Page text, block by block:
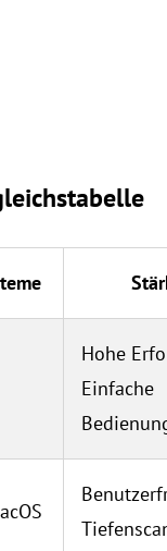
Hohe
Einfache